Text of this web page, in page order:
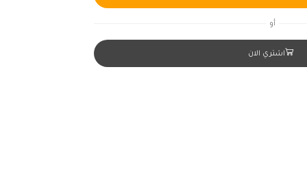
أو
اشتري الان